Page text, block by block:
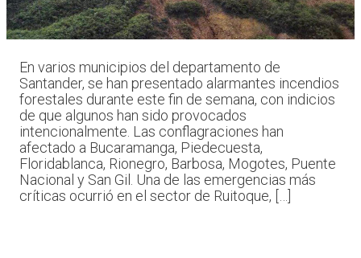
En varios municipios del departamento de
Santander, se han presentado alarmantes incendios
forestales durante este fin de semana, con indicios
de que algunos han sido provocados
intencionalmente. Las conflagraciones han
afectado a Bucaramanga, Piedecuesta,
Floridablanca, Rionegro, Barbosa, Mogotes, Puente
Nacional y San Gil. Una de las emergencias más
críticas ocurrió en el sector de Ruitoque, […]